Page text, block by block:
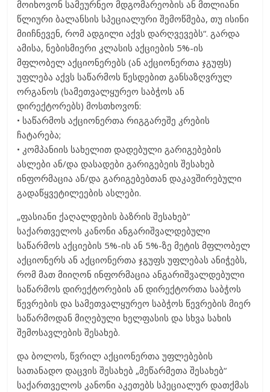
მოიხოვონ სამეურნეო მდგომარეობის ან მთლიანი
წლიური ბალანსის სპეციალური შემოწმება, თუ ისინი
მიიჩნევენ, რომ ადგილი აქვს დარღვევებს“. გარდა
ამისა, ნებისმიერი კლასის აქციების 5%-ის
მფლობელ აქციონერებს (ან აქციონერთა ჯგუფს)
უფლება აქვს საწარმოს წესდებით განსაზღვრულ
ორგანოს (სამეთვალყურეო საბჭოს ან
დირექტორებს) მოსთხოვონ:
• საწარმოს აქციონერთა რიგგარეშე კრების
ჩატარება;
• კომპანიის სახელით დადებული გარიგებების
ასლები ან/და დასადები გარიგებეის შესახებ
ინფორმაცია ან/და გარიგებებთან დაკავშირებული
გადაწყვეტილეების ასლები.
„ფასიანი ქაღალდების ბაზრის შესახებ“
საქართველოს კანონი ანგარიშვალდებული
საწარმოს აქციების 5%-ის ან 5%-ზე მეტის მფლობელ
აქციონერს ან აქციონერთა ჯგუფს უფლებას ანიჭებს,
რომ მათ მიიღონ ინფორმაცია ანგარიშვალდებული
საწარმოს დირექტორების ან დირექტორთა საბჭოს
წევრების და სამეთვალყურეო საბჭოს წევრების მიერ
საწარმოდან მიღებული ხელფასის და სხვა სახის
შემოსავლების შესახებ.
და ბოლოს, წვრილ აქციონერთა უფლებების
სათანადო დაცვის შესახებ „მეწარმეთა შესახებ“
საქართველოს კანონი აკეთებს სპეციალურ დათქმას